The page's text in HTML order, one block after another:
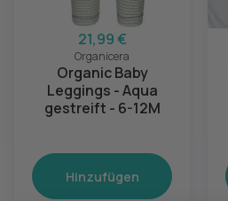
21,99 €
Organicera
Organic Baby
Leggings - Aqua
gestreift - 6-12M
Hinzufügen